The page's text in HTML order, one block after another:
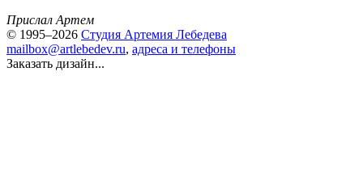
Прислал Артем
© 1995–2026 Студия Артемия Лебедева
mailbox@artlebedev.ru, адреса и телефоны
Заказать дизайн...